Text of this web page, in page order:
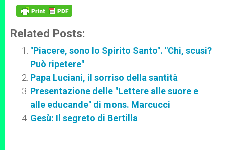
Related Posts:
"Piacere, sono lo Spirito Santo". "Chi, scusi?
Può ripetere"
Papa Luciani, il sorriso della santità
Presentazione delle "Lettere alle suore e
alle educande" di mons. Marcucci
Gesù: Il segreto di Bertilla